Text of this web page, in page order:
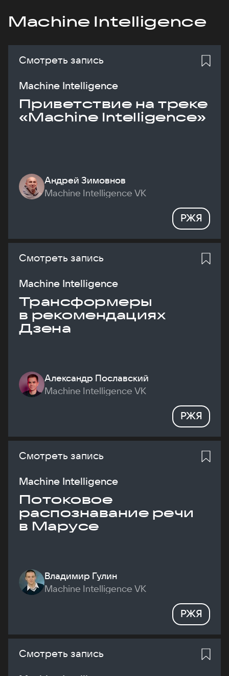
Machine Intelligence
Смотреть запись
Machine Intelligence
Приветствие на треке
«Machine Intelligence»
Андрей Зимовнов
Machine Intelligence VK
РЖЯ
Смотреть запись
Machine Intelligence
Трансформеры
в рекомендациях
Дзена
Александр Пославский
Machine Intelligence VK
РЖЯ
Смотреть запись
Machine Intelligence
Потоковое
распознавание речи
в Марусе
Владимир Гулин
Machine Intelligence VK
РЖЯ
Смотреть запись